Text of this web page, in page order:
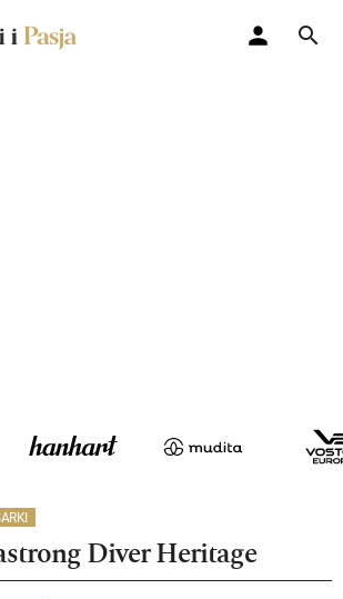
Diver Heritage